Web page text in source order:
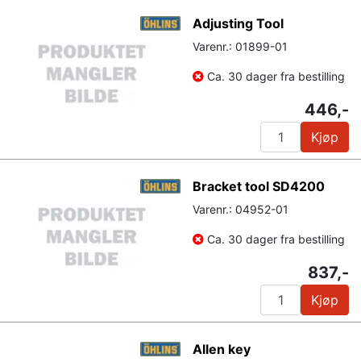
Adjusting Tool
Varenr.: 01899-01
Ca. 30 dager fra bestilling
446,-
Kjøp
Bracket tool SD4200
Varenr.: 04952-01
Ca. 30 dager fra bestilling
837,-
Kjøp
Allen key